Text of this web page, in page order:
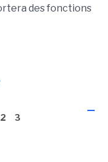
des fonctions
2 3